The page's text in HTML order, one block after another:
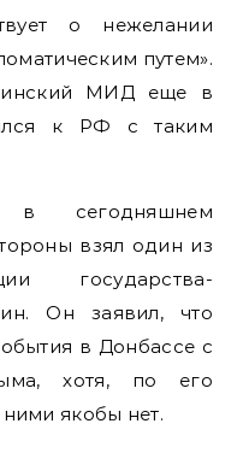
о нежелании
путем».
МИД еще в
к РФ с таким
в сегодняшнем
взял один из
государства-
Он заявил, что
в Донбассе с
хотя, по его
якобы нет.